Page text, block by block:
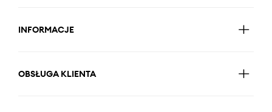
INFORMACJE
OBSŁUGA KLIENTA